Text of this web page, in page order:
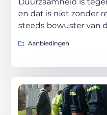
Duurzaamheid is
en dat is niet zonder
steeds bewuster van
Aanbiedingen